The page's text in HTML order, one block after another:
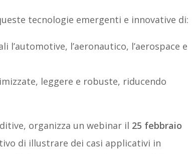
tecnologie emergenti e innovative di:
l’aeronautico, l’aerospace e
leggere e robuste, riducendo
organizza un webinar il 25 febbraio
di illustrare dei casi applicativi in